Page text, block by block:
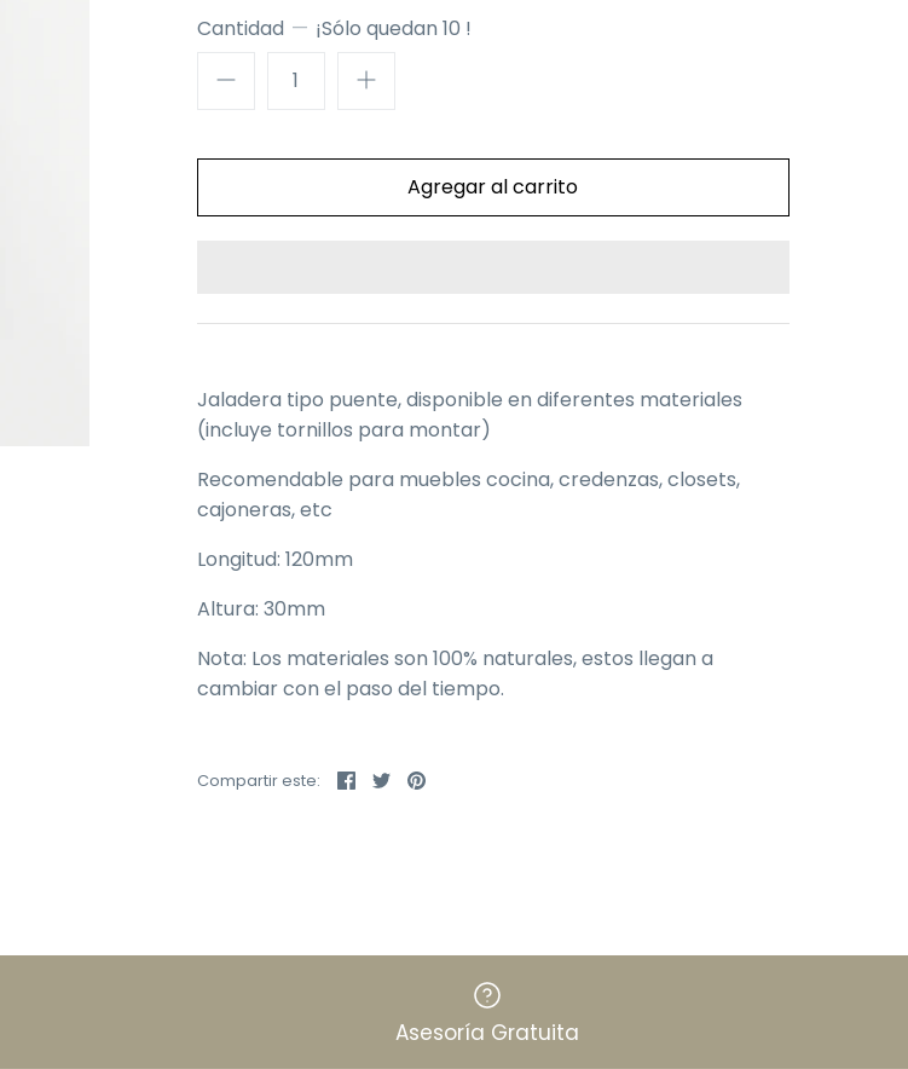
Cantidad ¡Sólo quedan 10 !
Jaladera tipo puente, disponible en diferentes materiales
(incluye tornillos para montar)
Recomendable para muebles cocina, credenzas, closets,
cajoneras, etc
Longitud: 120mm
Altura: 30mm
Nota: Los materiales son 100% naturales, estos llegan a
cambiar con el paso del tiempo.
Compartir este: Compartir
TuitearHacer
Asesoría Gratuita